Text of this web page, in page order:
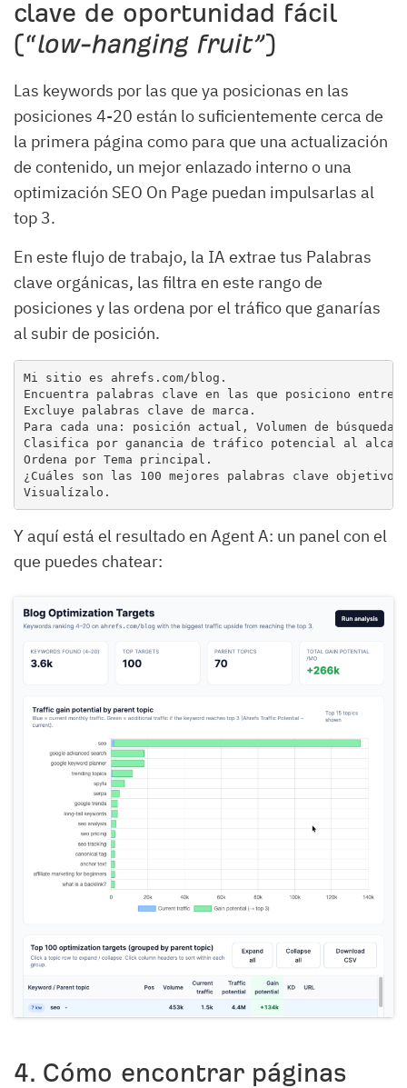
clave de oportunidad fácil
(“low-hanging fruit”)
Las keywords por las que ya posicionas en las
posiciones 4-20 están lo suficientemente cerca de
la primera página como para que una actualización
de contenido, un mejor enlazado interno o una
optimización SEO On Page puedan impulsarlas al
top 3.
En este flujo de trabajo, la IA extrae tus Palabras
clave orgánicas, las filtra en este rango de
posiciones y las ordena por el tráfico que ganarías
al subir de posición.
Mi sitio es ahrefs.com/blog.
Encuentra palabras clave en las que posiciono
Excluye palabras clave de marca.
Para cada una: posición actual, Volumen de
Clasifica por ganancia de tráfico potencial al
Ordena por Tema principal.
¿Cuáles son las 100 mejores palabras clave objetivo
Visualízalo.
Y aquí está el resultado en Agent A: un panel con el
que puedes chatear:
4. Cómo encontrar páginas